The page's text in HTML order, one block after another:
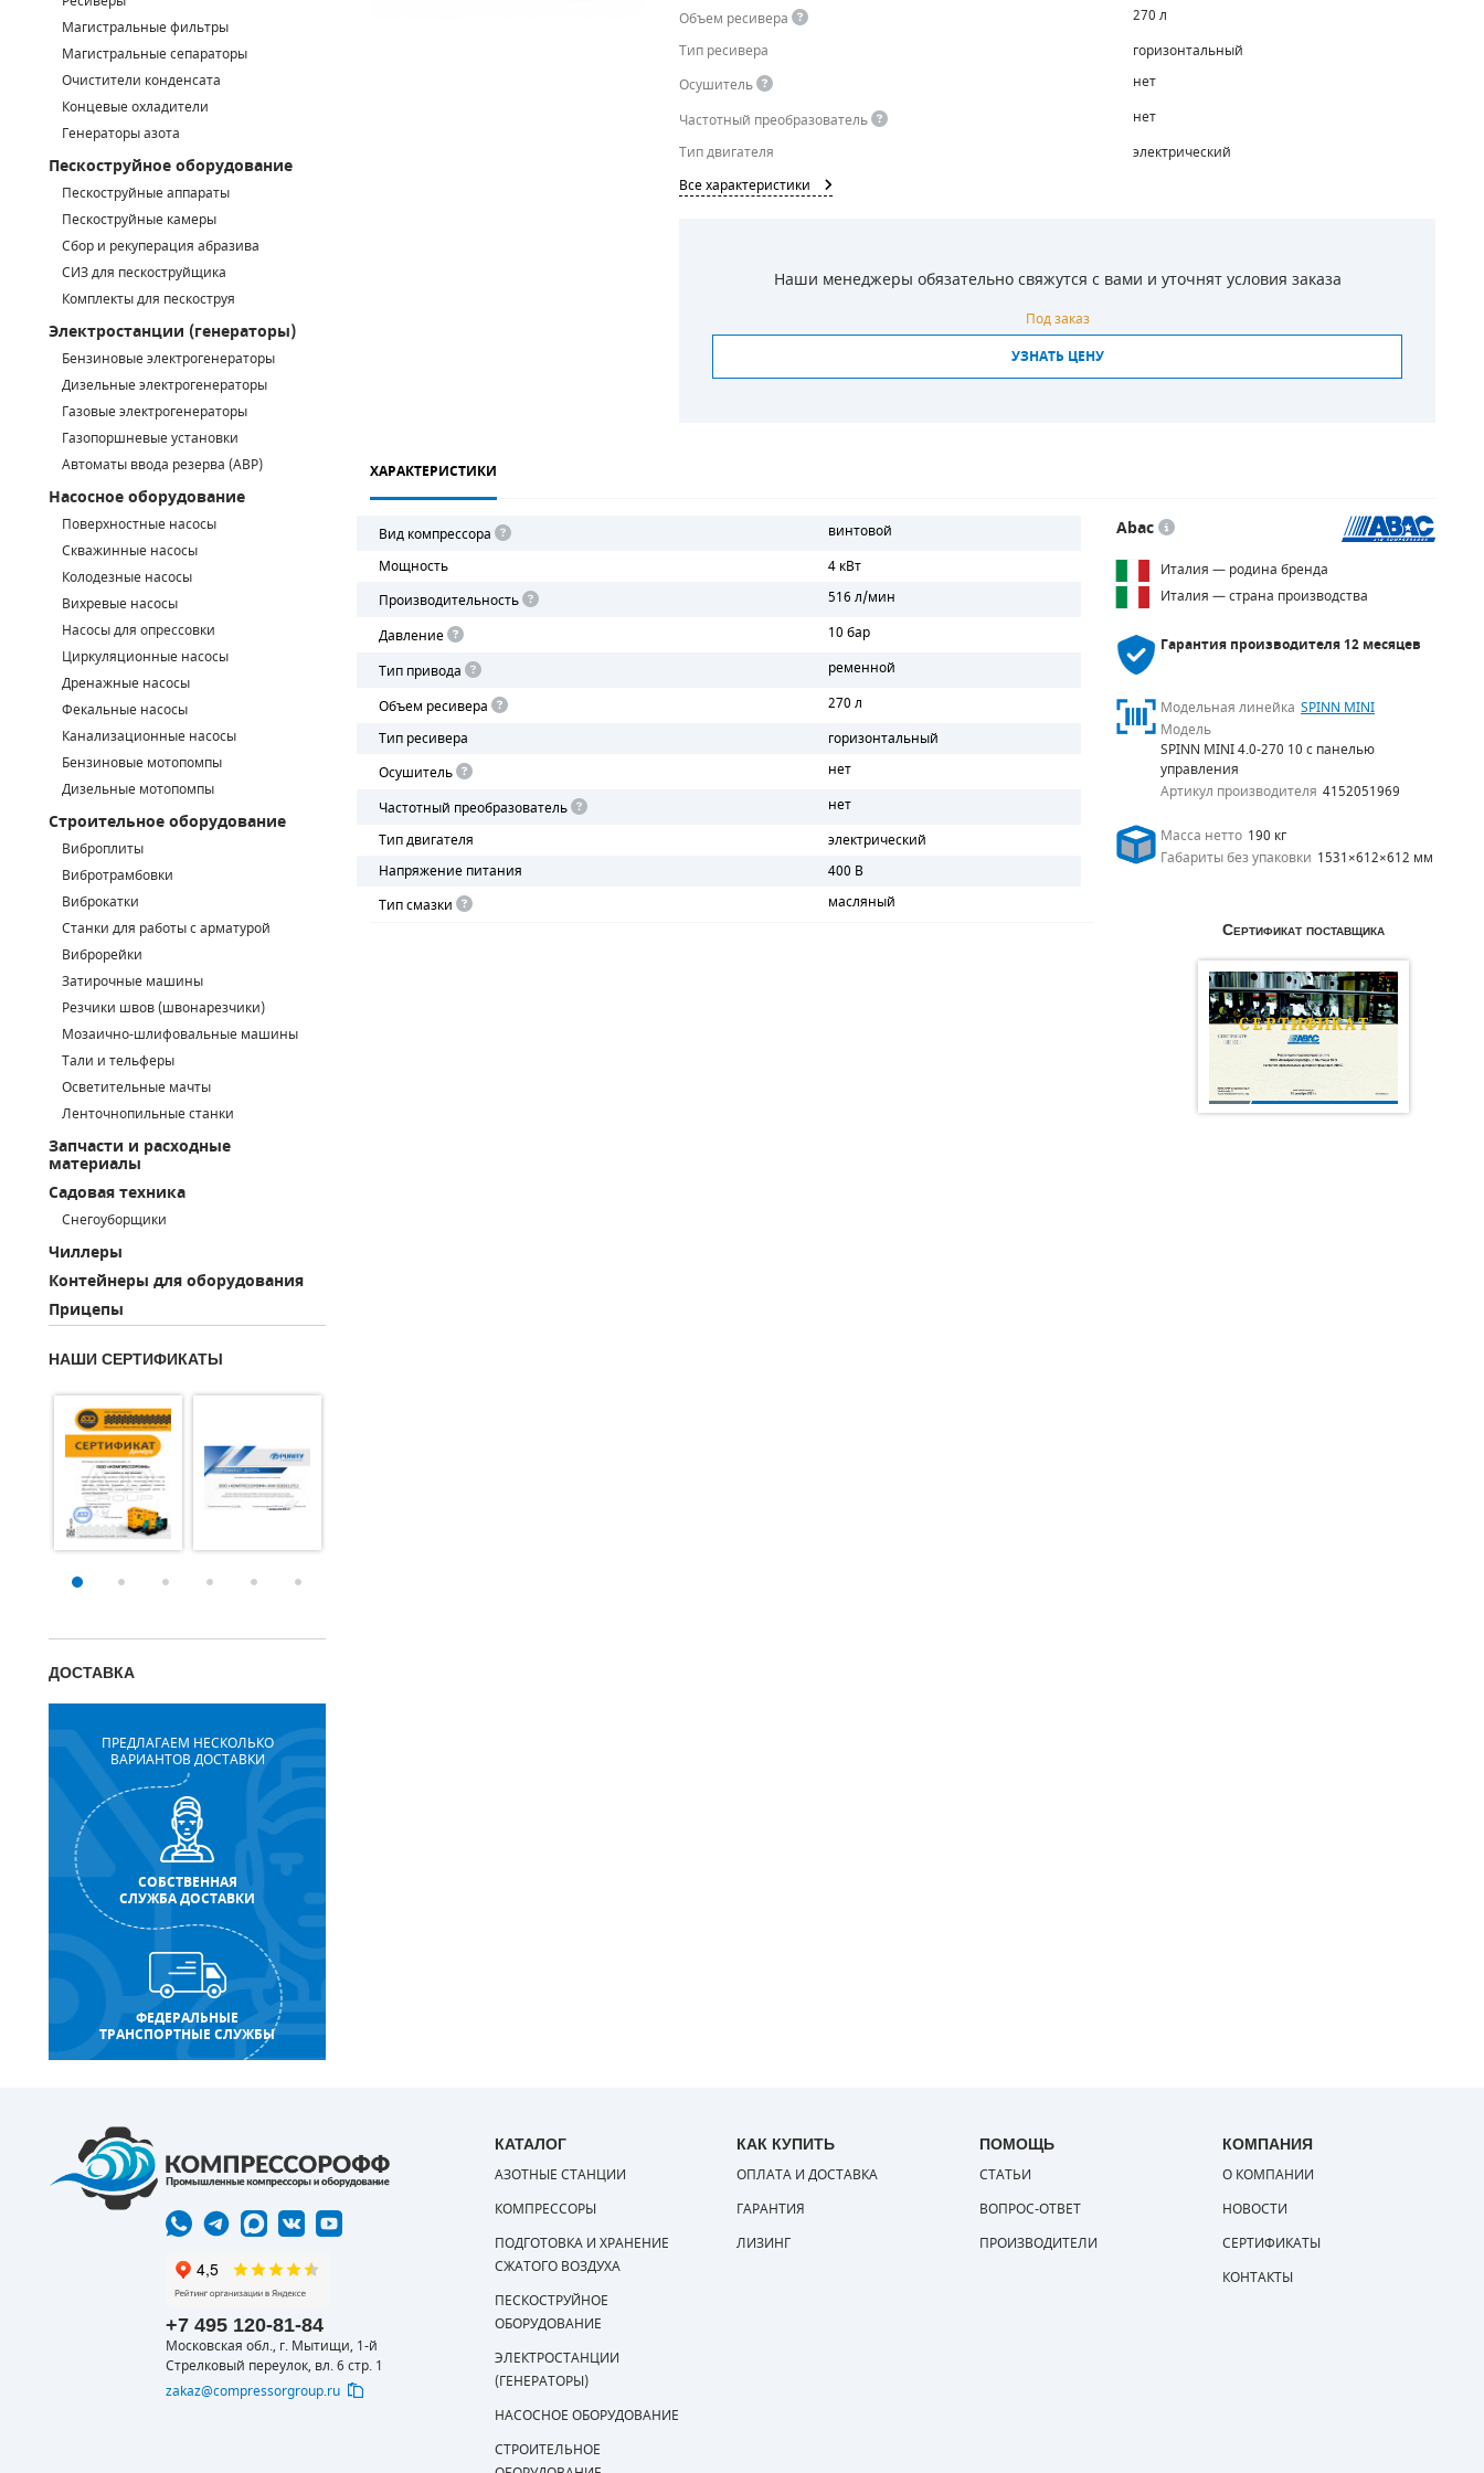
Магистральные фильтры
Магистральные сепараторы
Очистители конденсата
Концевые охладители
Генераторы азота
Пескоструйное оборудование
Пескоструйные аппараты
Пескоструйные камеры
Сбор и рекуперация абразива
СИЗ для пескоструйщика
Комплекты для пескоструя
Электростанции (генераторы)
Бензиновые электрогенераторы
Дизельные электрогенераторы
Газовые электрогенераторы
Газопоршневые установки
Автоматы ввода резерва (АВР)
Насосное оборудование
Поверхностные насосы
Скважинные насосы
Колодезные насосы
Вихревые насосы
Насосы для опрессовки
Циркуляционные насосы
Дренажные насосы
Фекальные насосы
Канализационные насосы
Бензиновые мотопомпы
Дизельные мотопомпы
Строительное оборудование
Виброплиты
Вибротрамбовки
Виброкатки
Станки для работы с арматурой
Виброрейки
Затирочные машины
Резчики швов (швонарезчики)
Мозаично-шлифовальные машины
Тали и тельферы
Осветительные мачты
Ленточнопильные станки
Запчасти и расходные
материалы
Садовая техника
Снегоуборщики
Чиллеры
Контейнеры для оборудования
Прицепы
НАШИ СЕРТИФИКАТЫ
ДОСТАВКА
ПРЕДЛАГАЕМ НЕСКОЛЬКО
ВАРИАНТОВ ДОСТАВКИ
СОБСТВЕННАЯ
СЛУЖБА ДОСТАВКИ
ФЕДЕРАЛЬНЫЕ
ТРАНСПОРТНЫЕ СЛУЖБЫ
Объем ресивера
270 л
Тип ресивера
горизонтальный
Осушитель
нет
Частотный преобразователь
нет
Тип двигателя
электрический
Все характеристики
Наши менеджеры обязательно свяжутся с вами и уточнят условия заказа
Под заказ
УЗНАТЬ ЦЕНУ
ХАРАКТЕРИСТИКИ
Вид компрессора
винтовой
Мощность
4 кВт
Производительность
516 л/мин
Давление
10 бар
Тип привода
ременной
Объем ресивера
270 л
Тип ресивера
горизонтальный
Осушитель
нет
Частотный преобразователь
нет
Тип двигателя
электрический
Напряжение питания
400 В
Тип смазки
масляный
Abac
Италия — родина бренда
Италия — страна производства
Гарантия производителя12 месяцев
Модельная линейка SPINN MINI
Модель
SPINN MINI 4.0-270 10 с панелью
управления
Артикул производителя 4152051969
Масса нетто 190 кг
Габариты без упаковки 1531×612×612 мм
Сертификат поставщика
+7 495 120-81-84
Московская обл., г. Мытищи, 1-й
Стрелковый переулок, вл. 6 стр. 1
zakaz@compressorgroup.ru
КАТАЛОГ
АЗОТНЫЕ СТАНЦИИ
КОМПРЕССОРЫ
ПОДГОТОВКА И ХРАНЕНИЕ
СЖАТОГО ВОЗДУХА
ПЕСКОСТРУЙНОЕ
ОБОРУДОВАНИЕ
ЭЛЕКТРОСТАНЦИИ
(ГЕНЕРАТОРЫ)
НАСОСНОЕ ОБОРУДОВАНИЕ
СТРОИТЕЛЬНОЕ
КАК КУПИТЬ
ОПЛАТА И ДОСТАВКА
ГАРАНТИЯ
ЛИЗИНГ
ПОМОЩЬ
СТАТЬИ
ВОПРОС-ОТВЕТ
ПРОИЗВОДИТЕЛИ
КОМПАНИЯ
О КОМПАНИИ
НОВОСТИ
СЕРТИФИКАТЫ
КОНТАКТЫ
САДОВАЯ ТЕХНИКА
КОНТЕЙНЕРЫ ДЛЯ ОБОРУДОВАНИЯ
КАНАЛИЗАЦИОННЫЕ НАСОСЫ
ДИЗЕЛЬНЫЕ МОТОПОМПЫ
ТАЛИ И ТЕЛЬФЕРЫ
ЛЕНТОЧНОПИЛЬНЫЕ СТАНКИ
КОНТРОЛЛЕРЫ (БЛОКИ УПРАВЛЕНИЯ)
ВПУСКНЫЕ КЛАПАНЫ
ОБРАТНЫЕ КЛАПАНЫ
КЛАПАНЫ МИНИМАЛЬНОГО ДАВЛЕНИЯ
РЕЛЕ ДАВЛЕНИЯ ДЛЯ ДЛЯ КОМПРЕССОРОВ
ДАТЧИКИ
РУКАВА ВЫСОКОГО ДАВЛЕНИЯ (РВД)
ЗАПЧАСТИ ДЛЯ ВИНТОВЫХ КОМПРЕССОРОВ
СМЕННЫЕ ЭЛЕМЕНТЫ МАГИСТРАЛЬНЫХ ФИЛЬТРОВ
ДЛЯ АДСОРБЦИОННЫХ ОСУШИТЕЛЕЙ
ЭЛЕКТРОДВИГАТЕЛИ
БЕНЗИНОВЫЕ ДВИГАТЕЛИ
ДИЗЕЛЬНЫЕ ДВИГАТЕЛИ
ФИЛЬТРЫ ТОПЛИВНЫЕ
МОТОРНОЕ МАСЛО
РАДИАТОРЫ
ПОДШИПНИКИ
ПОРШНЕВЫЕ БЛОКИ
ДЕТАЛИ ПОРШНЕВЫХ КОМПРЕССОРОВ
ДЕТАЛИ СПИРАЛЬНЫХ КОМПРЕССОРОВ
ДЕТАЛИ НАСОСНОЙ ЧАСТИ
ДЕТАЛИ ПОГРУЖНЫХ НАСОСОВ
ШЛАНГИ ДЛЯ МОТОПОМП
ДЛЯ ВАКУУМНЫХ НАСОСОВ